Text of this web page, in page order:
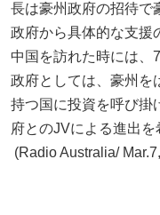
長は豪州政府の招待で
政府から具体的な支援
中国を訪れた時には、
政府としては、豪州を
持つ国に投資を呼び掛
府とのJVによる進出を
(Radio Australia/